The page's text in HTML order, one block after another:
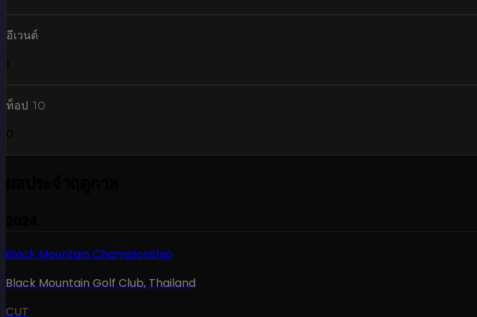
อีเวนต์
ท็อป 10
Black Mountain Championship
Black Mountain Golf Club, Thailand
CUT